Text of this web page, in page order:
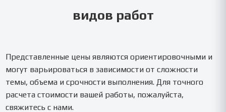
видов работ
Представленные цены являются ориентировочными и
могут варьироваться в зависимости от сложности
темы, объема и срочности выполнения. Для точного
расчета стоимости вашей работы, пожалуйста,
свяжитесь с нами.